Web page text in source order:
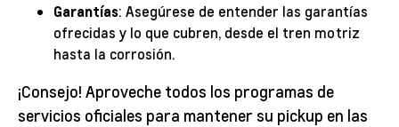
Garantías: Asegúrese de entender las garantías
ofrecidas y lo que cubren, desde el tren motriz
hasta la corrosión.
¡Consejo! Aproveche todos los programas de
servicios oficiales para mantener su pickup en las